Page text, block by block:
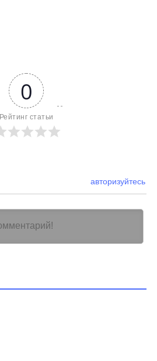
0
Рейтинг статьи
авторизуйтесь